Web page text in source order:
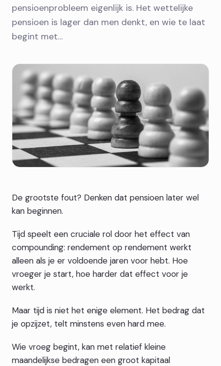
pensioenprobleem eigenlijk is. Het wettelijke
pensioen is lager dan men denkt, en wie te laat
begint met…
De grootste fout? Denken dat pensioen later wel
kan beginnen.
Tijd speelt een cruciale rol door het effect van
compounding: rendement op rendement werkt
alleen als je er voldoende jaren voor hebt. Hoe
vroeger je start, hoe harder dat effect voor je
werkt.
Maar tijd is niet het enige element. Het bedrag dat
je opzijzet, telt minstens even hard mee.
Wie vroeg begint, kan met relatief kleine
maandelijkse bedragen een groot kapitaal